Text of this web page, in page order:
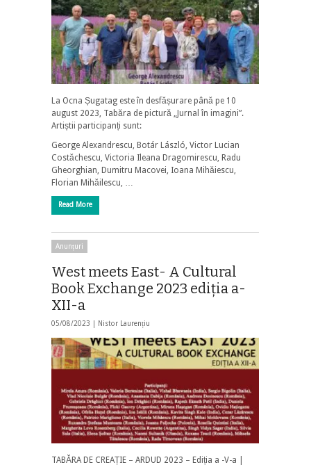
La Ocna Șugatag este în desfășurare până pe 10
august 2023, Tabăra de pictură „Jurnal în imagini”.
Artiștii participanți sunt:
George Alexandrescu, Botár László, Victor Lucian
Costăchescu, Victoria Ileana Dragomirescu, Radu
Gheorghian, Dumitru Macovei, Ioana Mihăiescu,
Florian Mihăilescu, …
Read More
Anunțuri
West meets East- A Cultural
Book Exchange 2023 ediția a-
XII-a
05/08/2023 | Nistor Laurențiu
TABĂRA DE CREAȚIE – ARDUD 2023 – Ediția a -V-a |